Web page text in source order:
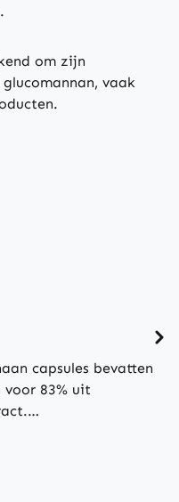
om zijn
vaak
capsules bevatten
voor 83% uit